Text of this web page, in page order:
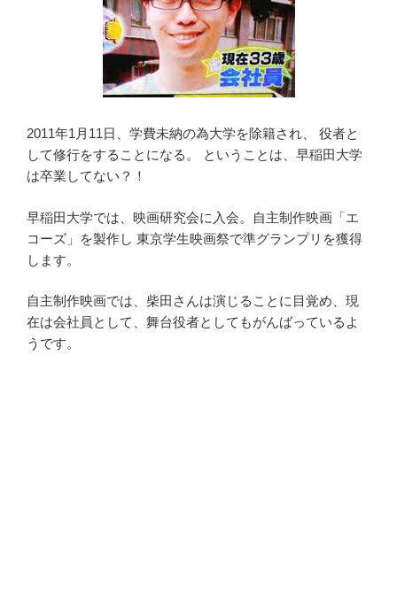
2011年1月11日、学費未納の為大学を除籍され、 役者と
して修行をすることになる。 ということは、早稲田大学
は卒業してない？！
早稲田大学では、映画研究会に入会。自主制作映画「エ
コーズ」を製作し 東京学生映画祭で準グランプリを獲得
します。
自主制作映画では、柴田さんは演じることに目覚め、現
在は会社員として、舞台役者としてもがんばっているよ
うです。